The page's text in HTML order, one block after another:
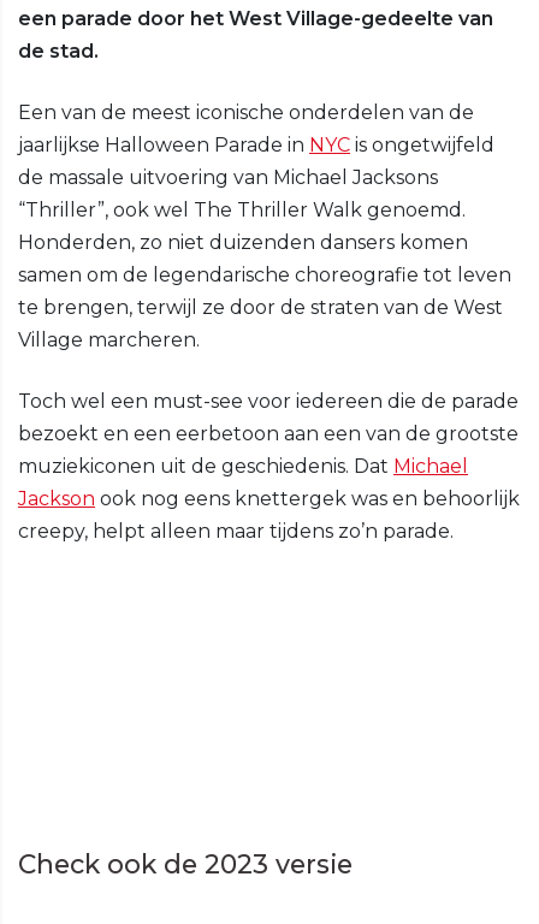
een parade door het West Village-gedeelte van
de stad.
Een van de meest iconische onderdelen van de
jaarlijkse Halloween Parade in NYC is ongetwijfeld
de massale uitvoering van Michael Jacksons
“Thriller”, ook wel The Thriller Walk genoemd.
Honderden, zo niet duizenden dansers komen
samen om de legendarische choreografie tot leven
te brengen, terwijl ze door de straten van de West
Village marcheren.
Toch wel een must-see voor iedereen die de parade
bezoekt en een eerbetoon aan een van de grootste
muziekiconen uit de geschiedenis. Dat Michael
Jackson ook nog eens knettergek was en behoorlijk
creepy, helpt alleen maar tijdens zo’n parade.
Check ook de 2023 versie